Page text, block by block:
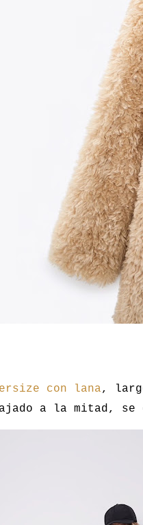
con lana,
a la mitad, se